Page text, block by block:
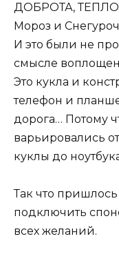
ДОБРОТА,
Мороз и
И это были не
смысле
Это кукла и
телефон и
дорога… Потому
варьировались
куклы до
Так что
подключить
всех желаний.